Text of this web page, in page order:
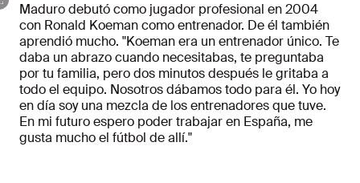
Maduro debutó como jugador profesional en 2004
con Ronald Koeman como entrenador. De él también
aprendió mucho. "Koeman era un entrenador único. Te
daba un abrazo cuando necesitabas, te preguntaba
por tu familia, pero dos minutos después le gritaba a
todo el equipo. Nosotros dábamos todo para él. Yo hoy
en día soy una mezcla de los entrenadores que tuve.
En mi futuro espero poder trabajar en España, me
gusta mucho el fútbol de allí."